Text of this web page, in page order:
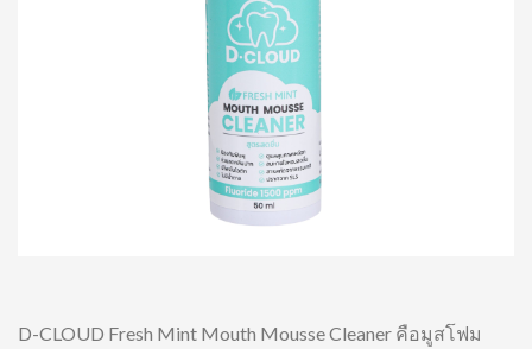
D-CLOUD Fresh Mint Mouth Mousse Cleaner คือมูสโฟม